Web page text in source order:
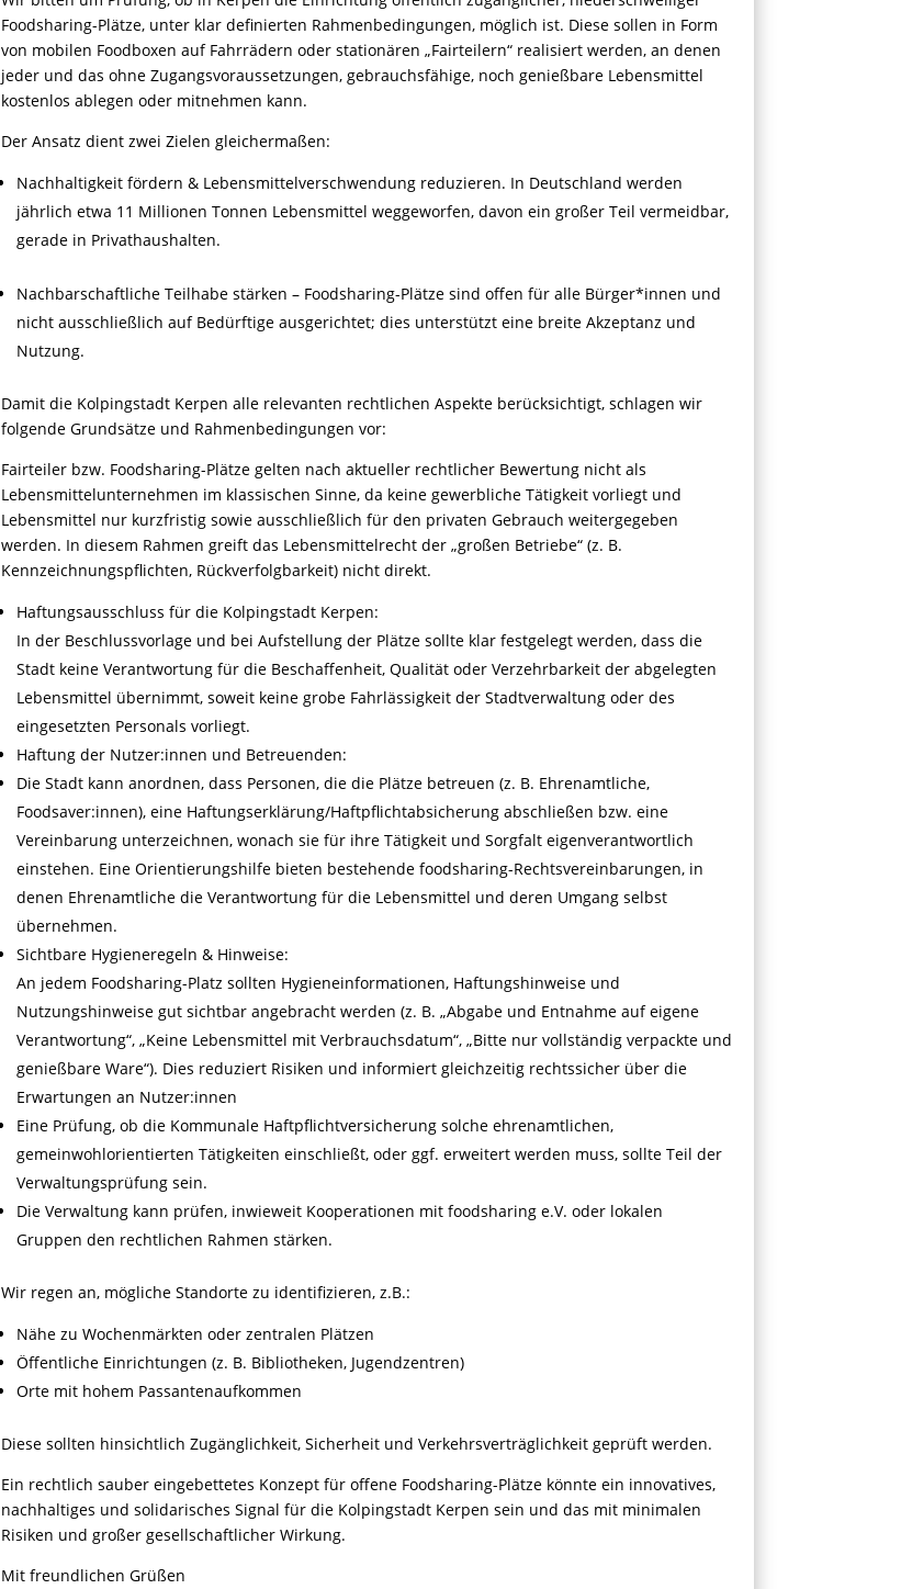
Foodsharing-Plätze, unter klar definierten Rahmenbedingungen, möglich ist. Diese sollen in Form
von mobilen Foodboxen auf Fahrrädern oder stationären „Fairteilern“ realisiert werden, an denen
jeder und das ohne Zugangsvoraussetzungen, gebrauchsfähige, noch genießbare Lebensmittel
kostenlos ablegen oder mitnehmen kann.
Der Ansatz dient zwei Zielen gleichermaßen:
Nachhaltigkeit fördern & Lebensmittelverschwendung reduzieren. In Deutschland werden
jährlich etwa 11 Millionen Tonnen Lebensmittel weggeworfen, davon ein großer Teil vermeidbar,
gerade in Privathaushalten.
Nachbarschaftliche Teilhabe stärken – Foodsharing-Plätze sind offen für alle Bürger*innen und
nicht ausschließlich auf Bedürftige ausgerichtet; dies unterstützt eine breite Akzeptanz und
Nutzung.
Damit die Kolpingstadt Kerpen alle relevanten rechtlichen Aspekte berücksichtigt, schlagen wir
folgende Grundsätze und Rahmenbedingungen vor:
Fairteiler bzw. Foodsharing-Plätze gelten nach aktueller rechtlicher Bewertung nicht als
Lebensmittelunternehmen im klassischen Sinne, da keine gewerbliche Tätigkeit vorliegt und
Lebensmittel nur kurzfristig sowie ausschließlich für den privaten Gebrauch weitergegeben
werden. In diesem Rahmen greift das Lebensmittelrecht der „großen Betriebe“ (z. B.
Kennzeichnungspflichten, Rückverfolgbarkeit) nicht direkt.
Haftungsausschluss für die Kolpingstadt Kerpen:
In der Beschlussvorlage und bei Aufstellung der Plätze sollte klar festgelegt werden, dass die
Stadt keine Verantwortung für die Beschaffenheit, Qualität oder Verzehrbarkeit der abgelegten
Lebensmittel übernimmt, soweit keine grobe Fahrlässigkeit der Stadtverwaltung oder des
eingesetzten Personals vorliegt.
Haftung der Nutzer:innen und Betreuenden:
Die Stadt kann anordnen, dass Personen, die die Plätze betreuen (z. B. Ehrenamtliche,
Foodsaver:innen), eine Haftungserklärung/Haftpflichtabsicherung abschließen bzw. eine
Vereinbarung unterzeichnen, wonach sie für ihre Tätigkeit und Sorgfalt eigenverantwortlich
einstehen. Eine Orientierungshilfe bieten bestehende foodsharing-Rechtsvereinbarungen, in
denen Ehrenamtliche die Verantwortung für die Lebensmittel und deren Umgang selbst
übernehmen.
Sichtbare Hygieneregeln & Hinweise:
An jedem Foodsharing-Platz sollten Hygieneinformationen, Haftungshinweise und
Nutzungshinweise gut sichtbar angebracht werden (z. B. „Abgabe und Entnahme auf eigene
Verantwortung“, „Keine Lebensmittel mit Verbrauchsdatum“, „Bitte nur vollständig verpackte und
genießbare Ware“). Dies reduziert Risiken und informiert gleichzeitig rechtssicher über die
Erwartungen an Nutzer:innen
Eine Prüfung, ob die Kommunale Haftpflichtversicherung solche ehrenamtlichen,
gemeinwohlorientierten Tätigkeiten einschließt, oder ggf. erweitert werden muss, sollte Teil der
Verwaltungsprüfung sein.
Die Verwaltung kann prüfen, inwieweit Kooperationen mit foodsharing e.V. oder lokalen
Gruppen den rechtlichen Rahmen stärken.
Wir regen an, mögliche Standorte zu identifizieren, z.B.:
Nähe zu Wochenmärkten oder zentralen Plätzen
Öffentliche Einrichtungen (z. B. Bibliotheken, Jugendzentren)
Orte mit hohem Passantenaufkommen
Diese sollten hinsichtlich Zugänglichkeit, Sicherheit und Verkehrsverträglichkeit geprüft werden.
Ein rechtlich sauber eingebettetes Konzept für offene Foodsharing-Plätze könnte ein innovatives,
nachhaltiges und solidarisches Signal für die Kolpingstadt Kerpen sein und das mit minimalen
Risiken und großer gesellschaftlicher Wirkung.
Mit freundlichen Grüßen